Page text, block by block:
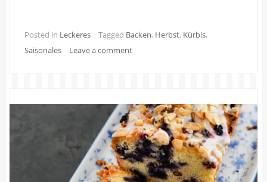
Posted in Leckeres Tagged Backen, Herbst, Kürbis,
Saisonales
Leave a comment